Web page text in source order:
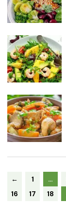
← 1 …
16
17 18